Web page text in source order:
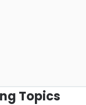
Topics